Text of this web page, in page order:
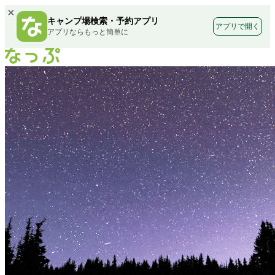
×
キャンプ場検索・予約アプリ
アプリならもっと簡単に
アプリで開く